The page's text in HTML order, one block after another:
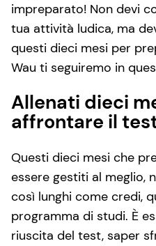
impreparato! Non devi
tua attività ludica, ma
questi dieci mesi per
Wau ti seguiremo in
Allenati dieci
affrontare il
Questi dieci mesi che
essere gestiti al meglio,
così lunghi come credi,
programma di studi. È
riuscita del test, saper